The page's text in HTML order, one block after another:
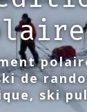
de
ski